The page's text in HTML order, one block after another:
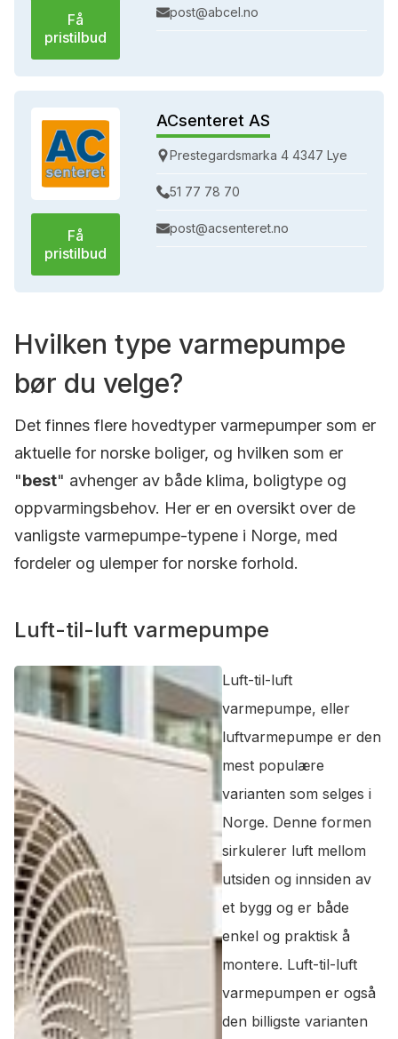
Få
pristilbud
post@abcel.no
Få
pristilbud
ACsenteret AS
Prestegardsmarka 4 4347 Lye
51 77 78 70
post@acsenteret.no
Hvilken type varmepumpe
bør du velge?
Det finnes flere hovedtyper varmepumper som er
aktuelle for norske boliger, og hvilken som er
"best" avhenger av både klima, boligtype og
oppvarmingsbehov. Her er en oversikt over de
vanligste varmepumpe-typene i Norge, med
fordeler og ulemper for norske forhold.
Luft-til-luft varmepumpe
Luft-til-luft
varmepumpe, eller
luftvarmepumpe er den
mest populære
varianten som selges i
Norge. Denne formen
sirkulerer luft mellom
utsiden og innsiden av
et bygg og er både
enkel og praktisk å
montere. Luft-til-luft
varmepumpen er også
den billigste varianten